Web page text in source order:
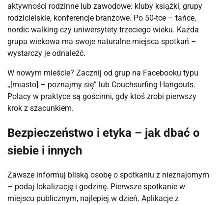
aktywności rodzinne lub zawodowe: kluby książki, grupy
rodzicielskie, konferencje branżowe. Po 50-tce – tańce,
nordic walking czy uniwersytety trzeciego wieku. Każda
grupa wiekowa ma swoje naturalne miejsca spotkań –
wystarczy je odnaleźć.
W nowym mieście? Zacznij od grup na Facebooku typu
„[miasto] – poznajmy się” lub Couchsurfing Hangouts.
Polacy w praktyce są gościnni, gdy ktoś zrobi pierwszy
krok z szacunkiem.
Bezpieczeństwo i etyka – jak dbać o
siebie i innych
Zawsze informuj bliską osobę o spotkaniu z nieznajomym
– podaj lokalizację i godzinę. Pierwsze spotkanie w
miejscu publicznym, najlepiej w dzień. Aplikacje z